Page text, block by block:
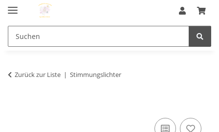
Zurück zur Liste Stimmungslichter